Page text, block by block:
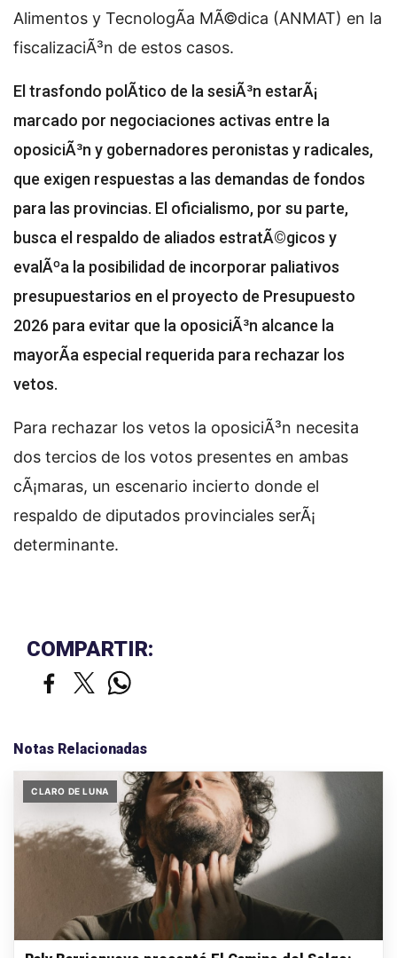
Alimentos y TecnologÃ­a MÃ©dica (ANMAT) en la
fiscalizaciÃ³n de estos casos.
El trasfondo polÃ­tico de la sesiÃ³n estarÃ¡
marcado por negociaciones activas entre la
oposiciÃ³n y gobernadores peronistas y radicales,
que exigen respuestas a las demandas de fondos
para las provincias. El oficialismo, por su parte,
busca el respaldo de aliados estratÃ©gicos y
evalÃºa la posibilidad de incorporar paliativos
presupuestarios en el proyecto de Presupuesto
2026 para evitar que la oposiciÃ³n alcance la
mayorÃ­a especial requerida para rechazar los
vetos.
Para rechazar los vetos la oposiciÃ³n necesita
dos tercios de los votos presentes en ambas
cÃ¡maras, un escenario incierto donde el
respaldo de diputados provinciales serÃ¡
determinante.
COMPARTIR:
Notas Relacionadas
CLARO DE LUNA